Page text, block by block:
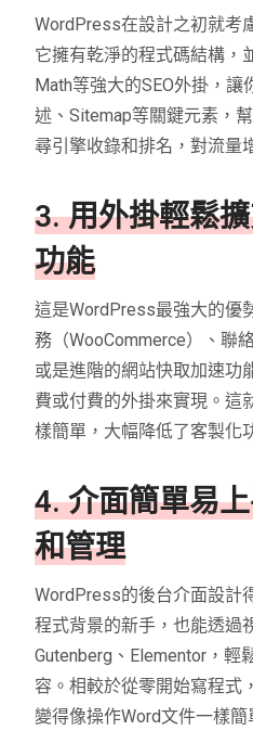
WordPress在設計之初就考
它擁有乾淨的程式碼結構，
Math等強大的SEO外掛，
述、Sitemap等關鍵元素，
尋引擎收錄和排名，對流量
3. 用外掛輕鬆
功能
這是WordPress最強大的優
務（WooCommerce）、聯
或是進階的網站快取加速功
費或付費的外掛來實現。這
樣簡單，大幅降低了客製化
4. 介面簡單易
和管理
WordPress的後台介面設計
程式背景的新手，也能透過
Gutenberg、Elementor，輕
容。相較於從零開始寫程式
變得像操作Word文件一樣簡